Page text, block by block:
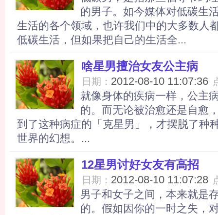
的男子。如今媒体对低碳生
生活的各个领域，也许我们中的大多数人
低碳生活，但如果把自己的生活全...
啥星男擅治女友公主病
日期： 2012-08-10 11:07:36
就像身体的疾病一样，公主
的。而无论被治愈还是自愈
到了这种病症的「克星男」，才摆脱了种
世界的幻想。...
12星男讨好女友有高招
日期： 2012-08-10 11:07:28
男子和女子之间，本来就是
的。假如因你的一时之失，